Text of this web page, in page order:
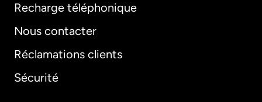
Recharge téléphonique
Nous contacter
Réclamations clients
Sécurité